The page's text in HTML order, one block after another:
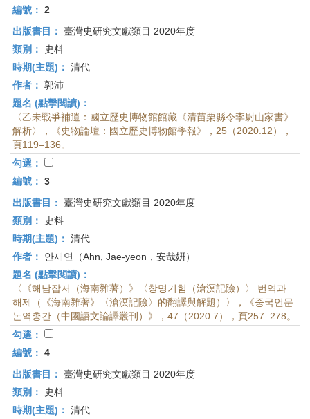
編號： 2
出版書目： 臺灣史研究文獻類目 2020年度
類別：
史料
時期(主題)： 清代
作者： 郭沛
題名 (點擊閱讀)：
〈乙未戰爭補遺：國立歷史博物館館藏《清苗栗縣令李尉山家書》
解析〉，《史物論壇：國立歷史博物館學報》，25（2020.12），
頁119–136。
勾選：
編號： 3
出版書目： 臺灣史研究文獻類目 2020年度
類別：
史料
時期(主題)： 清代
作者：
안재연（Ahn, Jae-yeon，安哉姸）
題名 (點擊閱讀)：
〈《해남잡저（海南雜著）》〈창명기험（滄溟記險）〉 번역과
해제（《海南雜著》〈滄溟記險〉的翻譯與解題）〉，《중국언문
논역총간（中國語文論譯叢刊）》，47（2020.7），頁257–278。
勾選：
編號： 4
出版書目： 臺灣史研究文獻類目 2020年度
類別：
史料
時期(主題)： 清代